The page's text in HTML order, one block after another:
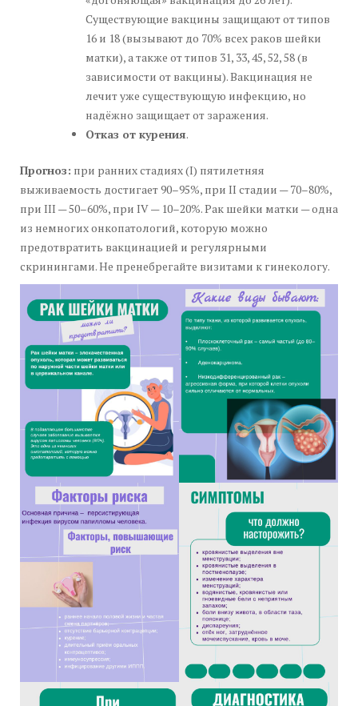
Существующие вакцины защищают от типов
16 и 18 (вызывают до 70% всех раков шейки
матки), а также от типов 31, 33, 45, 52, 58 (в
зависимости от вакцины). Вакцинация не
лечит уже существующую инфекцию, но
надёжно защищает от заражения.
Отказ от курения.
Прогноз: при ранних стадиях (I) пятилетняя
выживаемость достигает 90–95%, при II стадии — 70–80%,
при III — 50–60%, при IV — 10–20%. Рак шейки матки — одна
из немногих онкопатологий, которую можно
предотвратить вакцинацией и регулярными
скринингами. Не пренебрегайте визитами к гинекологу.